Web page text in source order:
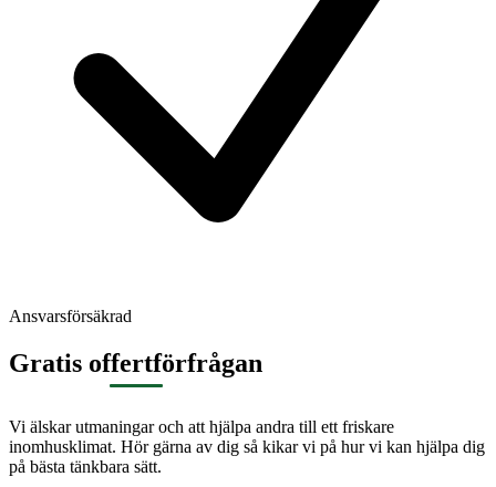
Ansvarsförsäkrad
Gratis offertförfrågan
Vi älskar utmaningar och att hjälpa andra till ett friskare
inomhusklimat. Hör gärna av dig så kikar vi på hur vi kan hjälpa dig
på bästa tänkbara sätt.